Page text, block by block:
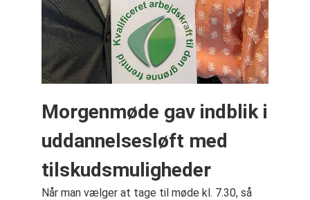
Morgenmøde gav indblik i
uddannelsesløft med
tilskudsmuligheder
Når man vælger at tage til møde kl. 7.30, så